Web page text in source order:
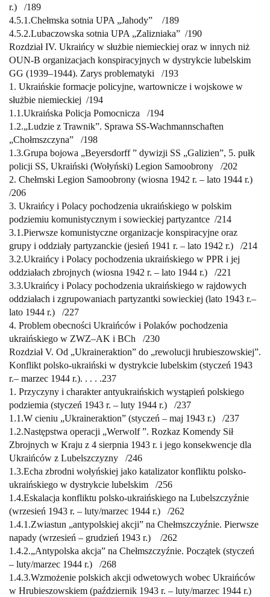
r.) /189
4.5.1.Chełmska sotnia UPA „Jahody” /189
4.5.2.Lubaczowska sotnia UPA „Zalizniaka” /190
Rozdział IV. Ukraińcy w służbie niemieckiej oraz w innych niż
OUN-B organizacjach konspiracyjnych w dystrykcie lubelskim
GG (1939–1944). Zarys problematyki /193
1. Ukraińskie formacje policyjne, wartownicze i wojskowe w
służbie niemieckiej /194
1.1.Ukraińska Policja Pomocnicza /194
1.2.„Ludzie z Trawnik”. Sprawa SS-Wachmannschaften
„Chołmszczyna” /198
1.3.Grupa bojowa „Beyersdorff ” dywizji SS „Galizien”, 5. pułk
policji SS, Ukraiński (Wołyński) Legion Samoobrony /202
2. Chełmski Legion Samoobrony (wiosna 1942 r. – lato 1944 r.)
/206
3. Ukraińcy i Polacy pochodzenia ukraińskiego w polskim
podziemiu komunistycznym i sowieckiej partyzantce /214
3.1.Pierwsze komunistyczne organizacje konspiracyjne oraz
grupy i oddziały partyzanckie (jesień 1941 r. – lato 1942 r.) /214
3.2.Ukraińcy i Polacy pochodzenia ukraińskiego w PPR i jej
oddziałach zbrojnych (wiosna 1942 r. – lato 1944 r.) /221
3.3.Ukraińcy i Polacy pochodzenia ukraińskiego w rajdowych
oddziałach i zgrupowaniach partyzantki sowieckiej (lato 1943 r.–
lato 1944 r.) /227
4. Problem obecności Ukraińców i Polaków pochodzenia
ukraińskiego w ZWZ–AK i BCh /230
Rozdział V. Od „Ukraineraktion” do „rewolucji hrubieszowskiej”.
Konflikt polsko-ukraiński w dystrykcie lubelskim (styczeń 1943
r.– marzec 1944 r.). . . . .237
1. Przyczyny i charakter antyukraińskich wystąpień polskiego
podziemia (styczeń 1943 r. – luty 1944 r.) /237
1.1.W cieniu „Ukraineraktion” (styczeń – maj 1943 r.) /237
1.2.Następstwa operacji „Werwolf ”. Rozkaz Komendy Sił
Zbrojnych w Kraju z 4 sierpnia 1943 r. i jego konsekwencje dla
Ukraińców z Lubelszczyzny /246
1.3.Echa zbrodni wołyńskiej jako katalizator konfliktu polsko-
ukraińskiego w dystrykcie lubelskim /256
1.4.Eskalacja konfliktu polsko-ukraińskiego na Lubelszczyźnie
(wrzesień 1943 r. – luty/marzec 1944 r.) /262
1.4.1.Zwiastun „antypolskiej akcji” na Chełmszczyźnie. Pierwsze
napady (wrzesień – grudzień 1943 r.) /262
1.4.2.„Antypolska akcja” na Chełmszczyźnie. Początek (styczeń
– luty/marzec 1944 r.) /268
1.4.3.Wzmożenie polskich akcji odwetowych wobec Ukraińców
w Hrubieszowskiem (październik 1943 r. – luty/marzec 1944 r.)